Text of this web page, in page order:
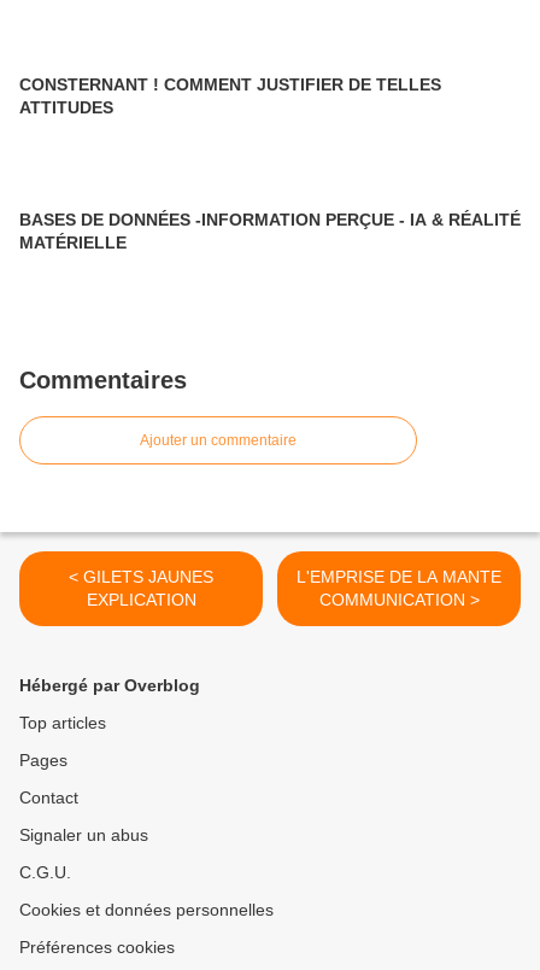
CONSTERNANT ! COMMENT JUSTIFIER DE TELLES
ATTITUDES
BASES DE DONNÉES -INFORMATION PERÇUE - IA & RÉALITÉ
MATÉRIELLE
Commentaires
Ajouter un commentaire
< GILETS JAUNES
EXPLICATION
L'EMPRISE DE LA MANTE
COMMUNICATION >
Hébergé par Overblog
Top articles
Pages
Contact
Signaler un abus
C.G.U.
Cookies et données personnelles
Préférences cookies